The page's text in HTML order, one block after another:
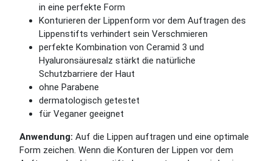
in eine perfekte Form
Konturieren der Lippenform vor dem Auftragen des
Lippenstifts verhindert sein Verschmieren
perfekte Kombination von Ceramid 3 und
Hyaluronsäuresalz stärkt die natürliche
Schutzbarriere der Haut
ohne Parabene
dermatologisch getestet
für Veganer geeignet
Anwendung: Auf die Lippen auftragen und eine optimale
Form zeichen. Wenn die Konturen der Lippen vor dem